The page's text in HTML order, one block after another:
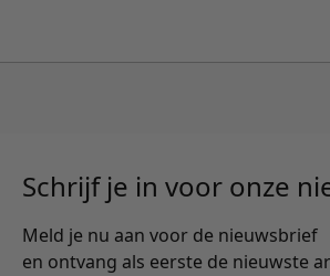
Schrijf je in voor onze
Meld je nu aan voor de nieuwsbrief
en ontvang als eerste de nieuwste